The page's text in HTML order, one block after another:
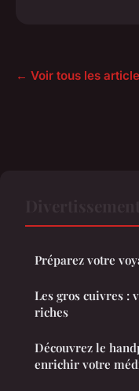
← Voir tous les
Préparez votre
Les gros cuivres :
riches
Découvrez le
enrichir votre